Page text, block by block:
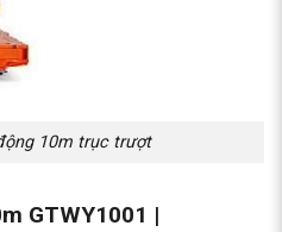
10m trục trượt
GTWY1001 |